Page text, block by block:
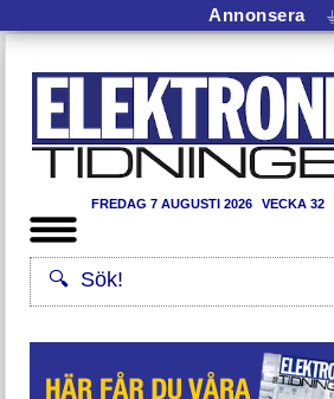
Annonsera
FREDAG 7 AUGUSTI 2026 VECKA 32